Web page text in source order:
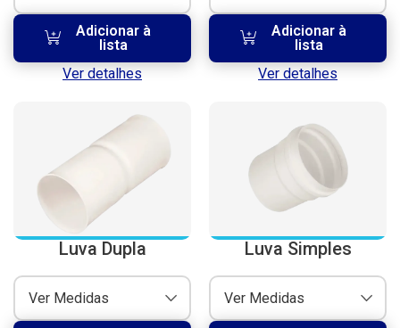
Adicionar à
lista
Ver detalhes
Adicionar à
lista
Ver detalhes
Luva Dupla
Ver Medidas
Luva Simples
Ver Medidas